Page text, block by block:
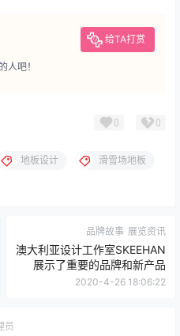
给TA打赏
人吧！
0 0
地板设计 滑雪场地板
品牌故事 展览资讯
澳大利亚设计工作室SKEEHAN
展示了重要的品牌和新产品
2020-4-26 18:06:22
员